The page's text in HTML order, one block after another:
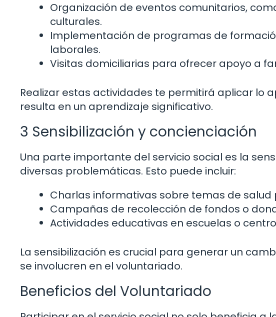
Organización de eventos comunitarios,
culturales.
Implementación de programas de
laborales.
Visitas domiciliarias para ofrecer apoyo a
Realizar estas actividades te permitirá aplicar lo
resulta en un aprendizaje significativo.
3 Sensibilización y concienciación
Una parte importante del servicio social es la
diversas problemáticas. Esto puede incluir:
Charlas informativas sobre temas de salud
Campañas de recolección de fondos o
Actividades educativas en escuelas o
La sensibilización es crucial para generar un
se involucren en el voluntariado.
Beneficios del Voluntariado